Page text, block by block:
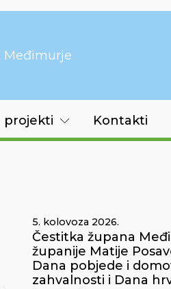
Međimurje
projekti Kontakti
5. kolovoza 2026.
Čestitka župana
županije Matije
Dana pobjede i
zahvalnosti i Dana